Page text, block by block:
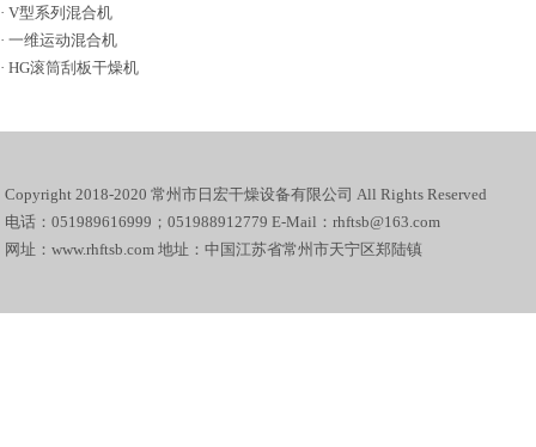
· V型系列混合机
· 一维运动混合机
· HG滚筒刮板干燥机
Copyright 2018-2020 常州市日宏干燥设备有限公司 All Rights Reserved
电话：051989616999；051988912779 E-Mail：rhftsb@163.com
网址：www.rhftsb.com 地址：中国江苏省常州市天宁区郑陆镇